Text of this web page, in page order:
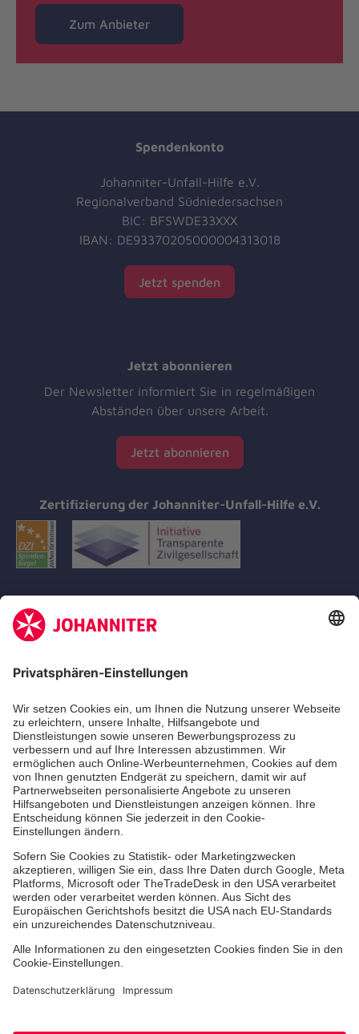
Zum Anbieter
Spendenkonto
Johanniter-Unfall-Hilfe e.V.
Regionalverband Südniedersachsen
BIC: BFSWDE33XXX
IBAN: DE93370205000004313018
Jetzt spenden
Jetzt abonnieren
Der Newsletter informiert Sie in regelmäßigen
Abständen über unsere Arbeit.
Jetzt abonnieren
Zertifizierung der Johanniter-Unfall-Hilfe e.V.
Erste-Hilfe-Kurse
Jobs
Ehrenamt
Freiwilligendienst
Johanniter-Jugend
Spendenprojekte
Kindertagesstätten
Einrichtungen